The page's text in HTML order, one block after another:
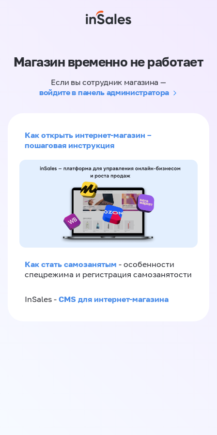
Магазин временно не работает
Если вы сотрудник магазина —
войдите в панель администратора
Как открыть интернет-магазин –
пошаговая инструкция
Как стать самозанятым - особенности
спецрежима и регистрация самозанятости
InSales - CMS для интернет-магазина